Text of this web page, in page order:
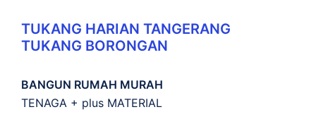
TUKANG HARIAN TANGERANG
TUKANG BORONGAN
BANGUN RUMAH MURAH
TENAGA + plus MATERIAL